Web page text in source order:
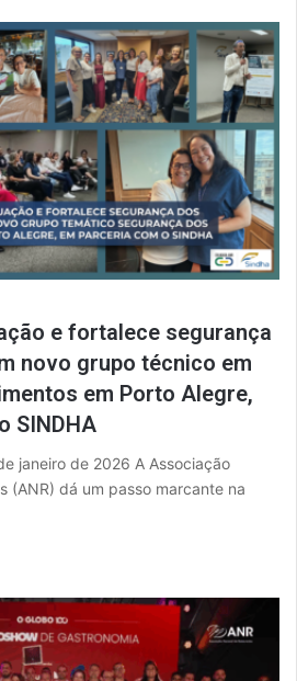
e fortalece segurança
novo grupo técnico em
em Porto Alegre,
SINDHA
janeiro de 2026 A Associação
(ANR) dá um passo marcante na